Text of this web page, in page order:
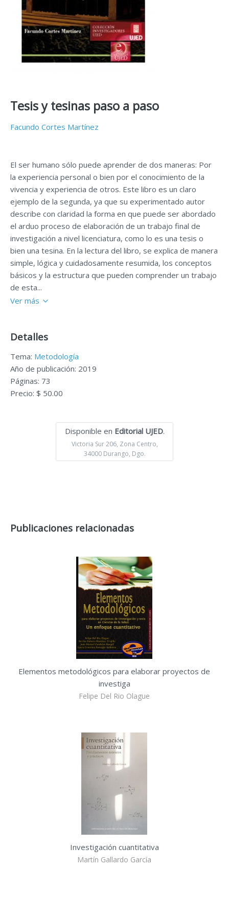
Tesis y tesinas paso a paso
Facundo Cortes Martínez
El ser humano sólo puede aprender de dos maneras: Por
la experiencia personal o bien por el conocimiento de la
vivencia y experiencia de otros. Este libro es un claro
ejemplo de la segunda, ya que su experimentado autor
describe con claridad la forma en que puede ser abordado
el arduo proceso de elaboración de un trabajo final de
investigación a nivel licenciatura, como lo es una tesis o
bien una tesina. En la lectura del libro, se explica de manera
simple, lógica y cuidadosamente resumida, los conceptos
básicos y la estructura que pueden comprender un trabajo
de esta...
Ver más
Detalles
Tema: Metodología
Año de publicación: 2019
Páginas: 73
Precio: $ 50.00
Disponible en Editorial UJED.
Victoria Sur 206, Zona Centro,
34000 Durango, Dgo.
Publicaciones relacionadas
Elementos metodológicos para elaborar proyectos de
investiga
Felipe Del Rio Olague
Investigación cuantitativa
Martín Gallardo García